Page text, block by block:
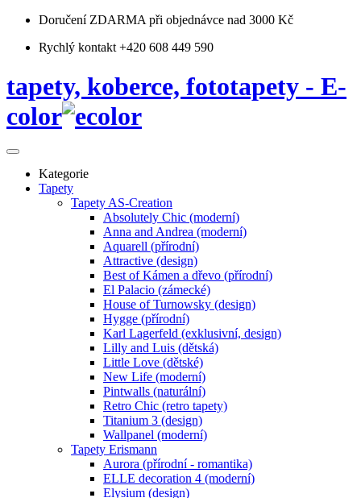
Doručení ZDARMA při objednávce nad 3000 Kč
Rychlý kontakt +420 608 449 590
tapety, koberce, fototapety - E-
color
Kategorie
Tapety
Tapety AS-Creation
Absolutely Chic (moderní)
Anna and Andrea (moderní)
Aquarell (přírodní)
Attractive (design)
Best of Kámen a dřevo (přírodní)
El Palacio (zámecké)
House of Turnowsky (design)
Hygge (přírodní)
Karl Lagerfeld (exklusivní, design)
Lilly and Luis (dětská)
Little Love (dětské)
New Life (moderní)
Pintwalls (naturální)
Retro Chic (retro tapety)
Titanium 3 (design)
Wallpanel (moderní)
Tapety Erismann
Aurora (přírodní - romantika)
ELLE decoration 4 (moderní)
Elysium (design)